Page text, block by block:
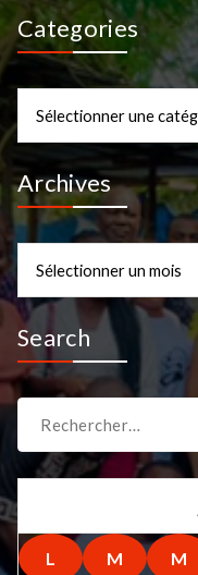
Categories
Archives
Search
pour :
L M M